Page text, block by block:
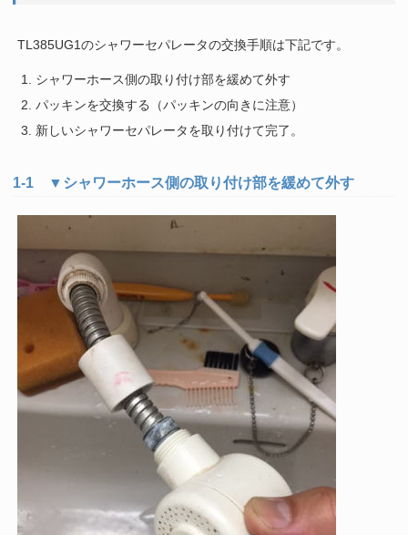
TL385UG1のシャワーセパレータの交換手順は下記です。
シャワーホース側の取り付け部を緩めて外す
パッキンを交換する（パッキンの向きに注意）
新しいシャワーセパレータを取り付けて完了。
1-1 ▼シャワーホース側の取り付け部を緩めて外す